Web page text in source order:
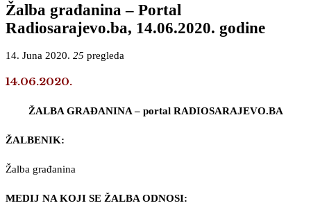
Žalba građanina – Portal
Radiosarajevo.ba, 14.06.2020. godine
14. Juna 2020. 25 pregleda
14.06.2020.
ŽALBA GRAĐANINA – portal RADIOSARAJEVO.BA
ŽALBENIK:
Žalba građanina
MEDIJ NA KOJI SE ŽALBA ODNOSI: